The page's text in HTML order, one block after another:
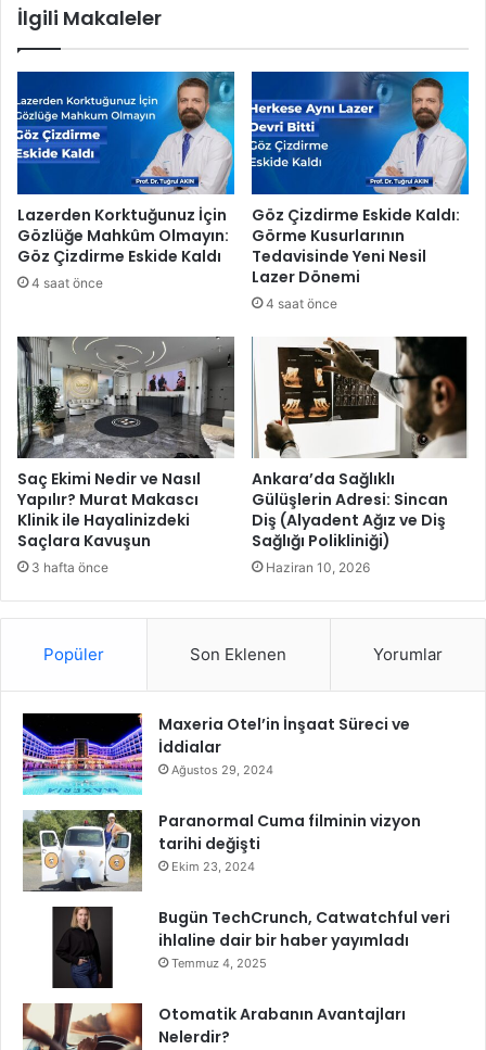
i
t
L
o
a
n
t
a
s
h
z
m
e
t
e
g
i
r
d
'
n
d
M
e
k
z
d
e
K
a
p
s
a
m
l
ı
D
ö
n
ü
ş
ü
s
İlgili Makaleler
Lazerden Korktuğunuz İçin
Gözlüğe Mahkûm Olmayın:
Göz Çizdirme Eskide Kaldı
4 saat önce
Göz Çizdirme Eskide Kaldı:
Görme Kusurlarının
Tedavisinde Yeni Nesil
Lazer Dönemi
4 saat önce
Saç Ekimi Nedir ve Nasıl
Yapılır? Murat Makascı
Klinik ile Hayalinizdeki
Saçlara Kavuşun
3 hafta önce
Ankara’da Sağlıklı
Gülüşlerin Adresi: Sincan
Diş (Alyadent Ağız ve Diş
Sağlığı Polikliniği)
Haziran 10, 2026
Popüler Son Eklenen Yorumlar
Maxeria Otel’in İnşaat Süreci ve
İddialar
Ağustos 29, 2024
Paranormal Cuma filminin vizyon
tarihi değişti
Ekim 23, 2024
Bugün TechCrunch, Catwatchful veri
ihlaline dair bir haber yayımladı
Temmuz 4, 2025
Otomatik Arabanın Avantajları
Nelerdir?